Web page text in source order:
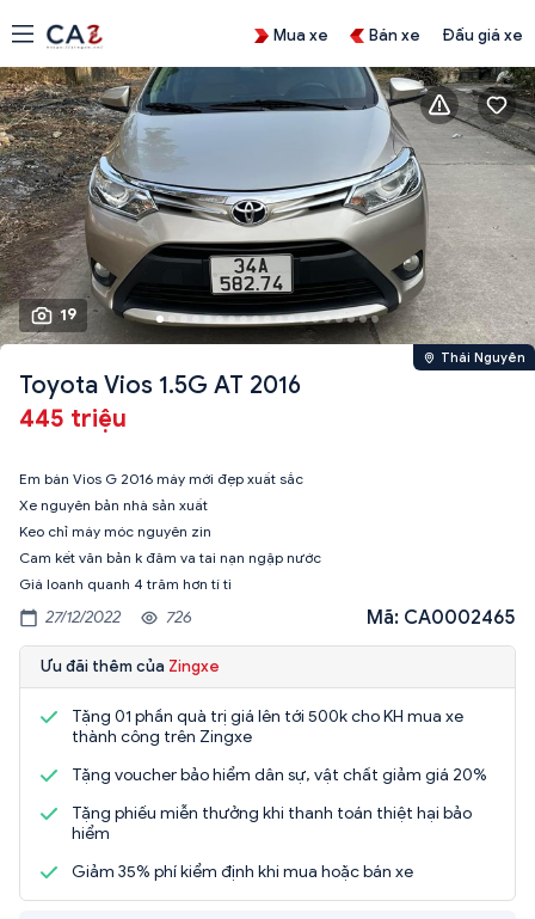
Mua xe Bán xe Đấu giá xe
19
Thái Nguyên
Toyota Vios 1.5G AT 2016
445 triệu
Em bán Vios G 2016 máy mới đẹp xuất sắc
Xe nguyên bản nhà sản xuất
Keo chỉ máy móc nguyên zin
Cam kết văn bản k đâm va tai nạn ngập nước
Giá loanh quanh 4 trăm hơn tí ti
27/12/2022 726 Mã: CA0002465
Ưu đãi thêm của Zingxe
Tặng 01 phần quà trị giá lên tới 500k cho KH mua xe
thành công trên Zingxe
Tặng voucher bảo hiểm dân sự, vật chất giảm giá 20%
Tặng phiếu miễn thưởng khi thanh toán thiệt hại bảo
hiểm
Giảm 35% phí kiểm định khi mua hoặc bán xe